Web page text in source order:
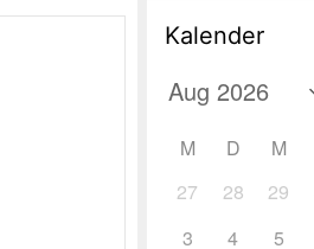
Kalender
M D M
27
28 29
3
4 5